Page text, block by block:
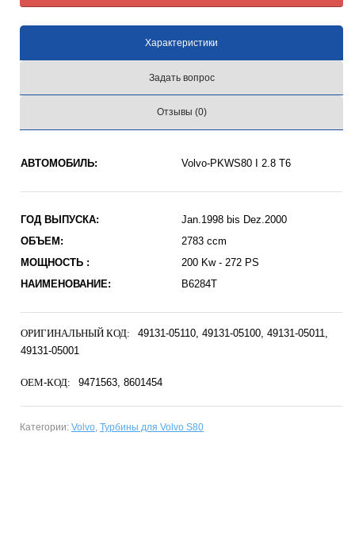
Характеристики
Задать вопрос
Отзывы (0)
АВТОМОБИЛЬ: Volvo-PKWS80 I 2.8 T6
ГОД ВЫПУСКА:
Jan.1998 bis Dez.2000
ОБЪЕМ:
2783 ccm
МОЩНОСТЬ :
200 Kw - 272 PS
НАИМЕНОВАНИЕ:
B6284T
ОРИГИНАЛЬНЫЙ КОД: 49131-05110 49131-05100 49131-05011
49131-05001
OEM-КОД: 9471563 8601454
Категории: Volvo, Турбины для Volvo S80